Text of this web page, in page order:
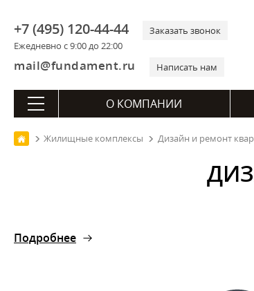
+7 (495) 120-44-44
Ежедневно с 9:00 до 22:00
Заказать звонок
mail@fundament.ru Написать нам
О КОМПАНИИ
Жилищные комплексы Дизайн и ремонт
Подробнее